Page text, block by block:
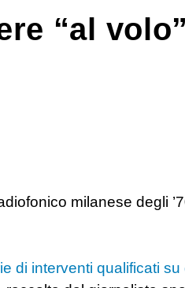
“al
milanese degli
di interventi qualificati su